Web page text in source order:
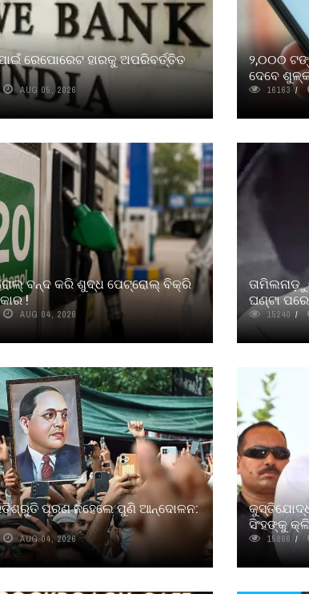
ରେପୋରେଟ ହାରକୁ ଅପରିବର୍ତ୍ତିତ
AUG 05, 2026
୨,୦୦୦
ଦେବେ
16163
ବନ୍ଦ କରି ଶୁଦ୍ଧ ପେଟ୍ରୋଲ୍ ବିକ୍ରି
!
AUG 04, 2026
ଘଣ୍ଟା
15240
ପୂରଣ ନହେଲେ ପୁଣି ଆନ୍ଦୋଳନ:
AUG 04, 2026
ସିଂହଙ୍କୁ
15866